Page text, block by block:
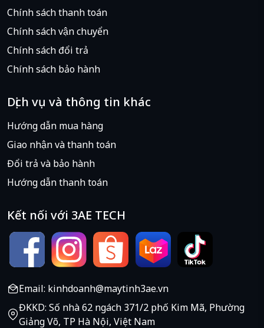
Chính sách thanh toán
Chính sách vận chuyển
Chính sách đổi trả
Chính sách bảo hành
Dịch vụ và thông tin khác
Hướng dẫn mua hàng
Giao nhận và thanh toán
Đổi trả và bảo hành
Hướng dẫn thanh toán
Kết nối với 3AE TECH
Email: kinhdoanh@maytinh3ae.vn
ĐKKD: Số nhà 62 ngách 371/2 phố Kim Mã, Phường
Giảng Võ, TP Hà Nội, Việt Nam